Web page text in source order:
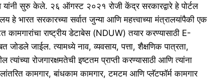
यांनी सुरु केले. २६ ऑगस्ट २०२१ रोजी केंद्र सरकारद्वारे हे पोर्टल
भारत सरकारच्या सर्वात जुन्या आणि महत्त्वाच्या मंत्रालयांपैकी एक
राष्ट्रीय डेटाबेस (NDUW) तयार करण्यासाठी E-
जाईल. त्यामध्ये नाव, व्यवसाय, पत्ता, शैक्षणिक पात्रता,
रोजगारक्षमतेची इष्टतम प्राप्ती करण्यासाठी आणि त्यांना
कामगार, बांधकाम कामगार, टमटम आणि प्लॅटफॉर्म कामगार